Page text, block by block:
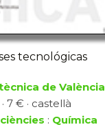
tecnológicas
de València
7 € · castellà
: Química